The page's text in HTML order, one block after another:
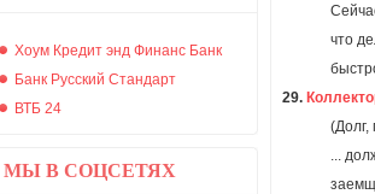
Хоум Кредит энд Финанс Банк
Банк Русский Стандарт
ВТБ 24
МЫ В СОЦСЕТЯХ
что
29.
(Долг,
...